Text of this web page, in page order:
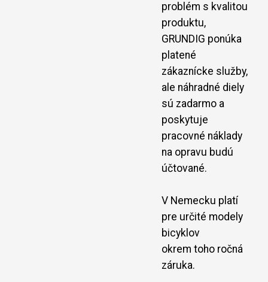
problém s kvalitou
produktu,
GRUNDIG ponúka
platené
zákaznícke služby,
ale náhradné diely
sú zadarmo a
poskytuje
pracovné náklady
na opravu budú
účtované.
V Nemecku platí
pre určité modely
bicyklov
okrem toho ročná
záruka.